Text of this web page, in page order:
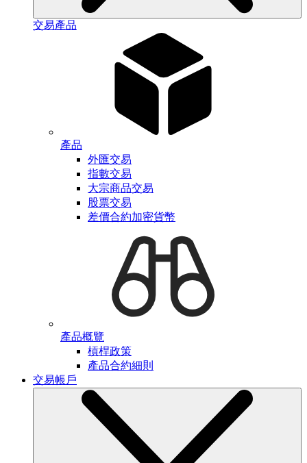
交易產品
產品
外匯交易
指數交易
大宗商品交易
股票交易
差價合約加密貨幣
產品概覽
槓桿政策
產品合約細則
交易帳戶